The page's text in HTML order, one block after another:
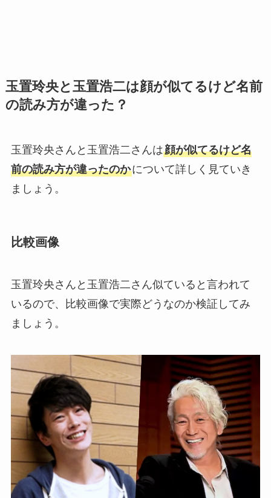
玉置玲央と玉置浩二は顔が似てるけど名前
の読み方が違った？
玉置玲央さんと玉置浩二さんは顔が似てるけど名
前の読み方が違ったのかについて詳しく見ていき
ましょう。
比較画像
玉置玲央さんと玉置浩二さん似ていると言われて
いるので、比較画像で実際どうなのか検証してみ
ましょう。